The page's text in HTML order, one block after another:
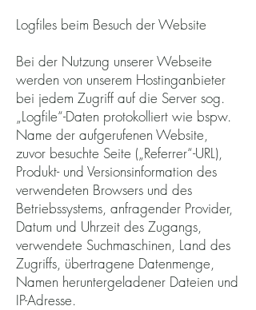
Logfiles beim Besuch der Website
Bei der Nutzung unserer Webseite
werden von unserem Hostinganbieter
bei jedem Zugriff auf die Server sog.
„Logfile“-Daten protokolliert wie bspw.
Name der aufgerufenen Website,
zuvor besuchte Seite („Referrer“-URL),
Produkt- und Versionsinformation des
verwendeten Browsers und des
Betriebssystems, anfragender Provider,
Datum und Uhrzeit des Zugangs,
verwendete Suchmaschinen, Land des
Zugriffs, übertragene Datenmenge,
Namen heruntergeladener Dateien und
IP-Adresse.